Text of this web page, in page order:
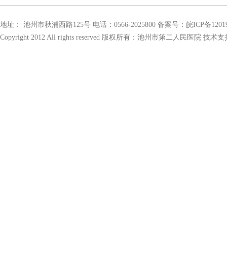
地址： 池州市秋浦西路125号 电话：0566-2025800 备案号： 皖ICP备
Copyright 2012 All rights reserved 版权所有：池州市第二人民医院 技术